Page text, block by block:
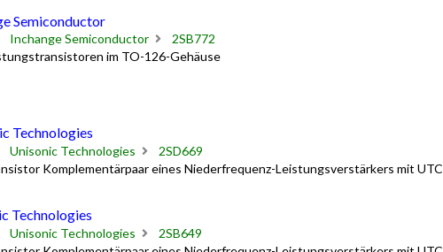
Semiconductor
Inchange Semiconductor
2SB772
im TO-126-Gehäuse
Technologies
Unisonic Technologies
2SD669
Komplementärpaar eines Niederfrequenz-Leistungsverstärkers mit UTC
Technologies
Unisonic Technologies
2SB649